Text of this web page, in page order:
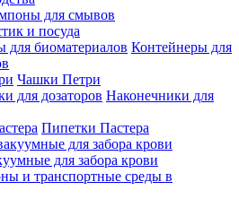
для смывов
и посуда
Контейнеры для
Чашки Петри
Наконечники для
Пипетки Пастера
для забора крови